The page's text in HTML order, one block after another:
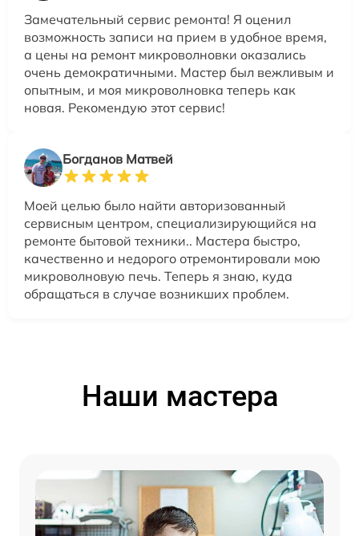
Замечательный сервис ремонта! Я оценил
возможность записи на прием в удобное время,
а цены на ремонт микроволновки оказались
очень демократичными. Мастер был вежливым и
опытным, и моя микроволновка теперь как
новая. Рекомендую этот сервис!
Богданов Матвей
Моей целью было найти авторизованный
сервисным центром, специализирующийся на
ремонте бытовой техники.. Мастера быстро,
качественно и недорого отремонтировали мою
микроволновую печь. Теперь я знаю, куда
обращаться в случае возникших проблем.
Наши мастера